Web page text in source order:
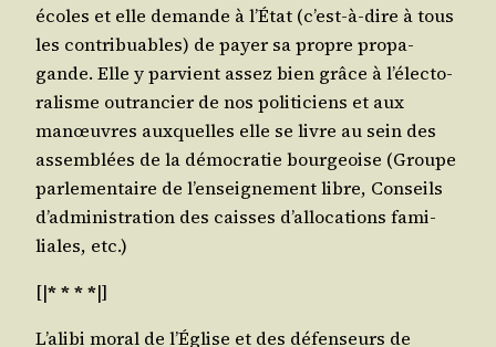
écoles et elle demande à l’É­tat (c’est-à-dire à tous
les contri­buables) de payer sa propre pro­pa­
gande. Elle y par­vient assez bien grâce à l’é­lec­to­
ra­lisme outran­cier de nos poli­ti­ciens et aux
manœuvres aux­quelles elle se livre au sein des
assem­blées de la démo­cra­tie bour­geoise (Groupe
par­le­men­taire de l’en­sei­gne­ment libre, Conseils
d’ad­mi­nis­tra­tion des caisses d’al­lo­ca­tions fami­
liales, etc.)
[|* * * *|]
L’a­li­bi moral de l’É­glise et des défen­seurs de